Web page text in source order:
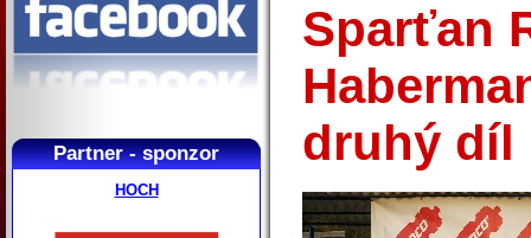
Partner - sponzor
HOCH
Sparťan
druhý díl